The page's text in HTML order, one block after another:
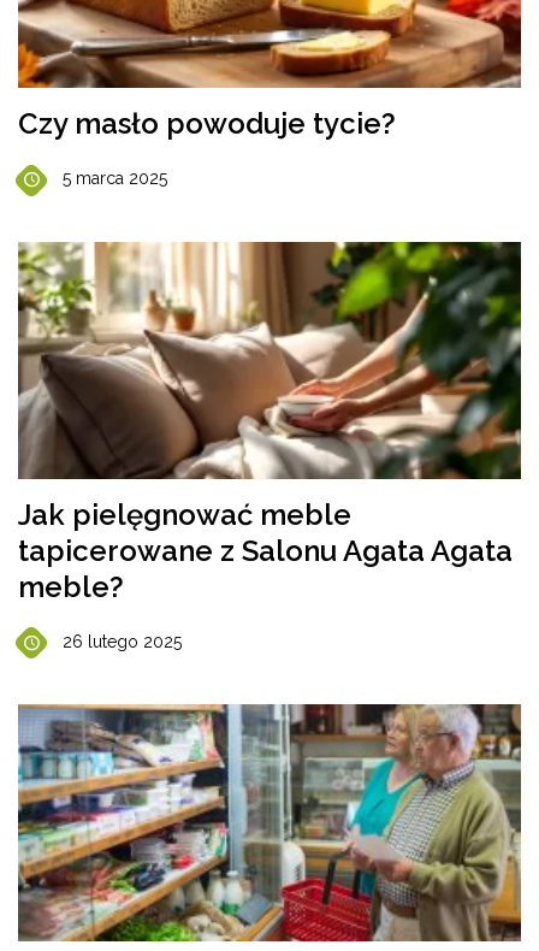
Czy masło powoduje tycie?
5 marca 2025
Jak pielęgnować meble
tapicerowane z Salonu Agata Agata
meble?
26 lutego 2025